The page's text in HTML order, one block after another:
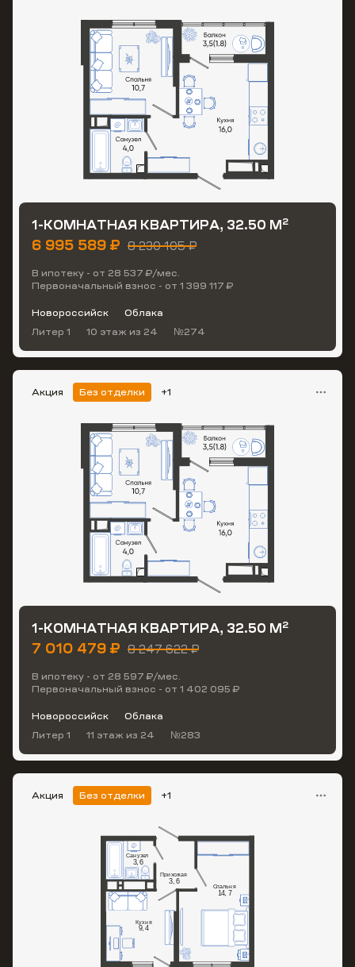
1-КОМНАТНАЯ КВАРТИРА, 32.50 М2
6 995 589 ₽ 8 230 105 ₽
В ипотеку - от 28 537 ₽/мес.
Первоначальный взнос - от 1 399 117 ₽
Новороссийск
Облака
Литер 1
10 этаж из 24 №274
Акция Без отделки +1
1-КОМНАТНАЯ КВАРТИРА, 32.50 М2
7 010 479 ₽ 8 247 622 ₽
В ипотеку - от 28 597 ₽/мес.
Первоначальный взнос - от 1 402 095 ₽
Новороссийск
Облака
Литер 1
11 этаж из 24 №283
Акция Без отделки +1